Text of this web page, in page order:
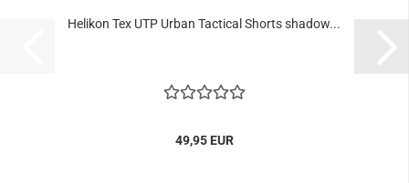
Helikon Tex UTP Urban Tactical Shorts shadow...
49,95 EUR